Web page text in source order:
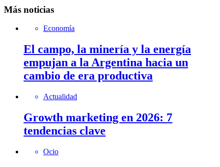
Más noticias
Economía
El campo, la minería y la energía
empujan a la Argentina hacia un
cambio de era productiva
Actualidad
Growth marketing en 2026: 7
tendencias clave
Ocio